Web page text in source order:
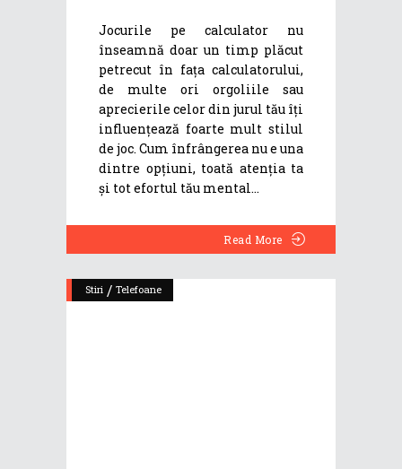
Jocurile pe calculator nu
înseamnă doar un timp plăcut
petrecut în fața calculatorului,
de multe ori orgoliile sau
aprecierile celor din jurul tău îți
influențează foarte mult stilul
de joc. Cum înfrângerea nu e una
dintre opțiuni, toată atenția ta
și tot efortul tău mental
Read More
Stiri / Telefoane